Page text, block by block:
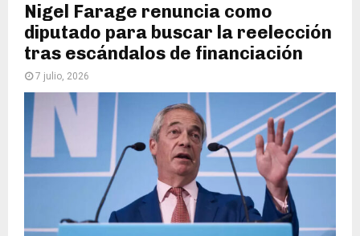
Nigel Farage renuncia como
diputado para buscar la reelección
tras escándalos de financiación
7 julio, 2026